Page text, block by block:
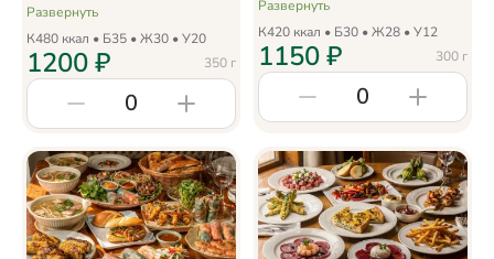
Развернуть
К480 ккал • Б35 • Ж30 • У20
350 г
1200₽
0
Развернуть
К420 ккал • Б30 • Ж28 • У12
300 г
1150₽
0